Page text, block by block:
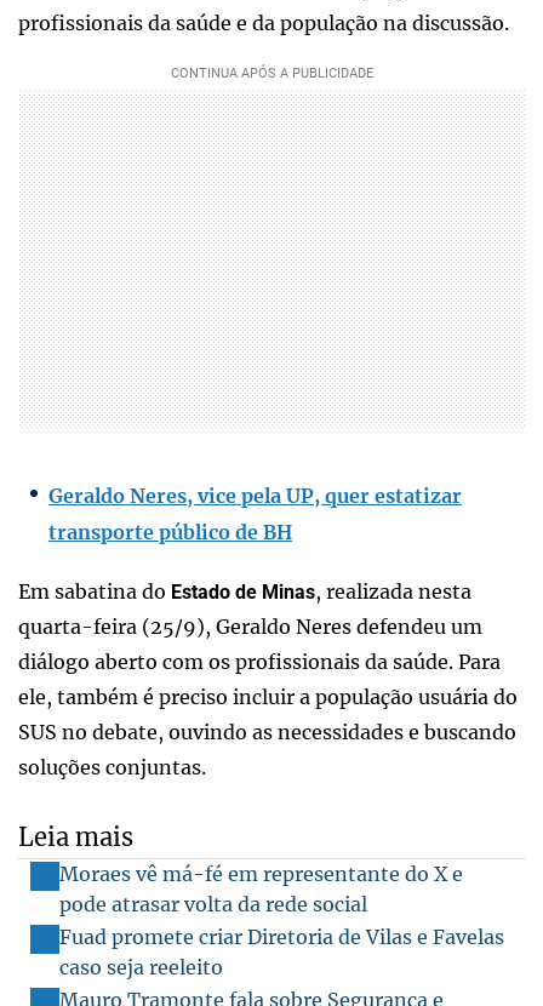
profissionais da saúde e da população na discussão.
Geraldo Neres, vice pela UP, quer estatizar
transporte público de BH
Em sabatina do Estado de Minas, realizada nesta
quarta-feira (25/9), Geraldo Neres defendeu um
diálogo aberto com os profissionais da saúde. Para
ele, também é preciso incluir a população usuária do
SUS no debate, ouvindo as necessidades e buscando
soluções conjuntas.
Leia mais
Moraes vê má-fé em representante do X e
pode atrasar volta da rede social
Fuad promete criar Diretoria de Vilas e Favelas
caso seja reeleito
Mauro Tramonte fala sobre Segurança e